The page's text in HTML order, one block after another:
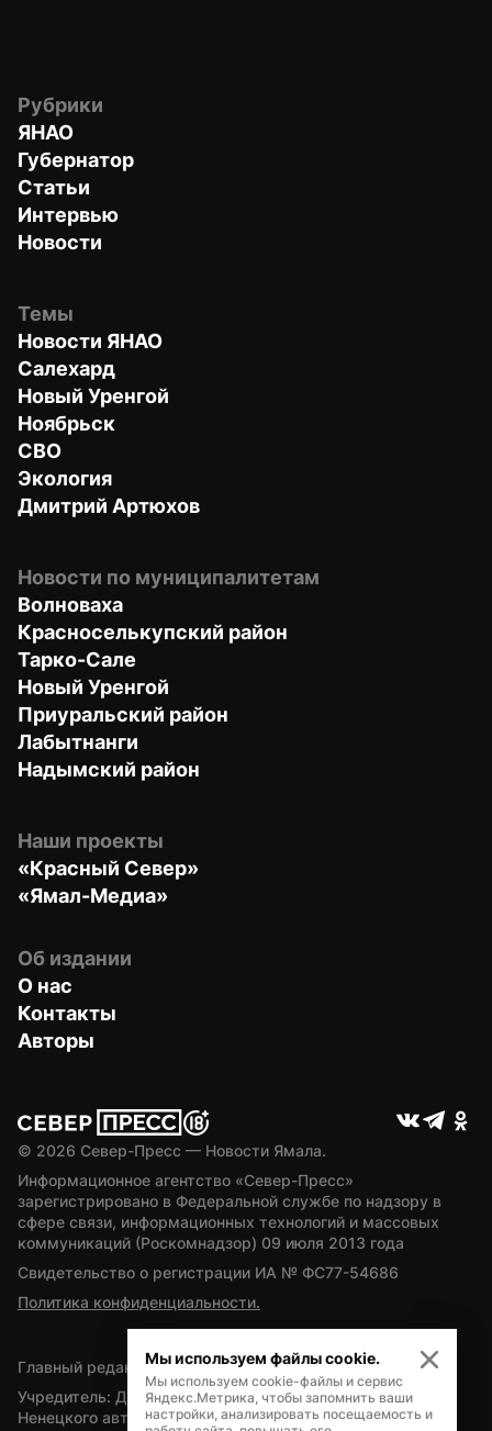
Рубрики
ЯНАО
Губернатор
Статьи
Интервью
Новости
Темы
Новости ЯНАО
Салехард
Новый Уренгой
Ноябрьск
СВО
Экология
Дмитрий Артюхов
Новости по муниципалитетам
Волноваха
Красноселькупский район
Тарко-Сале
Новый Уренгой
Приуральский район
Лабытнанги
Надымский район
Наши проекты
«Красный Север»
«Ямал-Медиа»
Об издании
О нас
Контакты
Авторы
© 2026 Север-Пресс — Новости Ямала.
Информационное агентство «Север-Пресс»
зарегистрировано в Федеральной службе по надзору в
сфере связи, информационных технологий и массовых
коммуникаций (Роскомнадзор) 09 июля 2013 года
Свидетельство о регистрации ИА № ФС77-54686
Политика конфиденциальности.
Главный редактор — А.Л. Поздеев
Учредитель: Департамент внутренней политики Ямало-
Ненецкого автономного округа
Мы используем файлы cookie.
Мы используем cookie-файлы и сервис
Яндекс.Метрика, чтобы запомнить ваши
настройки, анализировать посещаемость и